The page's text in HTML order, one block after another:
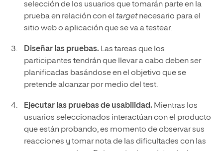
selección de los usuarios que tomarán parte en la
prueba en relación con el targetnecesario para el
sitio web o aplicación que se va a testear.
Diseñar las pruebas. Las tareas que los
participantes tendrán que llevar a cabo deben ser
planificadas basándose en el objetivo que se
pretende alcanzar por medio del test.
Ejecutar las pruebas de usabilidad. Mientras los
usuarios seleccionados interactúan con el producto
que están probando, es momento de observar sus
reacciones y tomar nota de las dificultades con las